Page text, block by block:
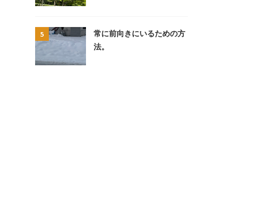
5
常に前向きにいるための方
法。